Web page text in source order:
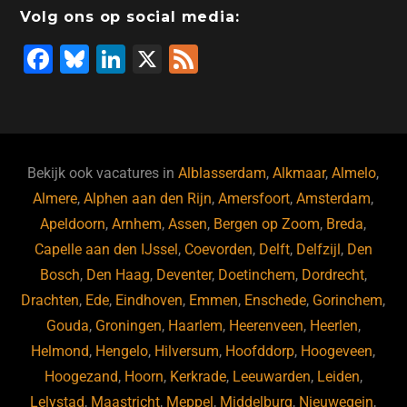
o
o
k
n
o s
p
Volg ons op social media:
F
b
o
o
k
Bl
ky
Li
dI
n
X
Bekijk ook vacatures inAlblasserdam,Alkmaar,Almelo,
Almere,Alphen aan den Rijn,Amersfoort,Amsterdam,
Apeldoorn,Arnhem,Assen, Bergen op Zoom, Breda,
Capelle aan den IJssel, Coevorden, Delft, Delfzijl, Den
Bosch, Den Haag, Deventer, Doetinchem, Dordrecht,
Drachten, Ede, Eindhoven, Emmen, Enschede, Gorinchem,
Gouda, Groningen, Haarlem, Heerenveen, Heerlen,
Helmond, Hengelo, Hilversum, Hoofddorp, Hoogeveen,
Hoogezand, Hoorn, Kerkrade, Leeuwarden, Leiden,
Lelystad, Maastricht, Meppel, Middelburg, Nieuwegein,